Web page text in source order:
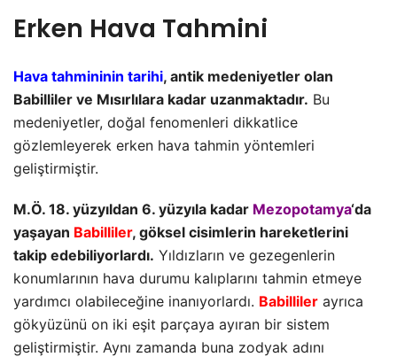
Erken Hava Tahmini
Hava tahmininin tarihi, antik medeniyetler olan
Babilliler ve Mısırlılara kadar uzanmaktadır. Bu
medeniyetler, doğal fenomenleri dikkatlice
gözlemleyerek erken hava tahmin yöntemleri
geliştirmiştir.
M.Ö. 18. yüzyıldan 6. yüzyıla kadar Mezopotamya‘da
yaşayan Babilliler, göksel cisimlerin hareketlerini
takip edebiliyorlardı. Yıldızların ve gezegenlerin
konumlarının hava durumu kalıplarını tahmin etmeye
yardımcı olabileceğine inanıyorlardı. Babilliler ayrıca
gökyüzünü on iki eşit parçaya ayıran bir sistem
geliştirmiştir. Aynı zamanda buna zodyak adını